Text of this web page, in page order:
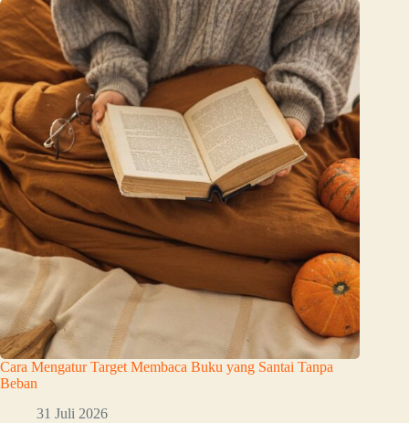
Cara Mengatur Target Membaca Buku yang Santai Tanpa
Beban
31 Juli 2026